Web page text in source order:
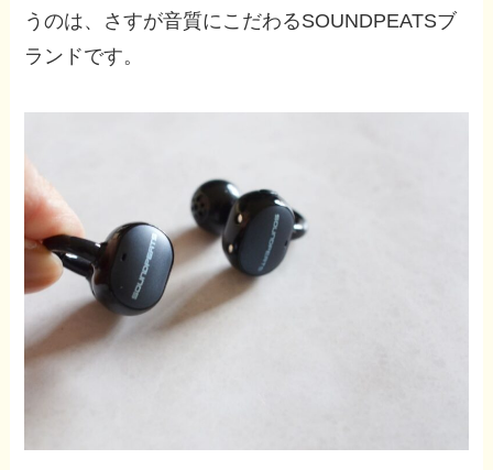
うのは、さすが音質にこだわるSOUNDPEATSブ
ランドです。